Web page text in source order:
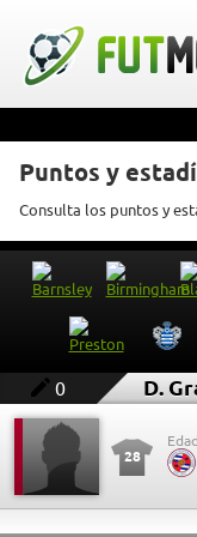
Puntos y
Consulta los puntos y
0 D.
28